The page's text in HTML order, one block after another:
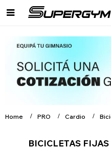

Home PRO Cardio
BICICLETAS